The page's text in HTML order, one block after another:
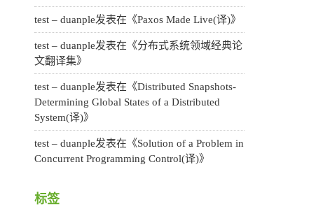
test – duanple发表在《Paxos Made Live(译)》
test – duanple发表在《分布式系统领域经典论
文翻译集》
test – duanple发表在《Distributed Snapshots-
Determining Global States of a Distributed
System(译)》
test – duanple发表在《Solution of a Problem in
Concurrent Programming Control(译)》
标签